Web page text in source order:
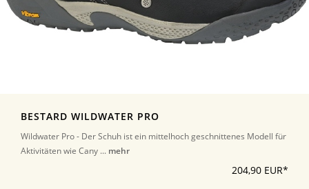
BESTARD WILDWATER PRO
Wildwater Pro - Der Schuh ist ein mittelhoch geschnittenes Modell für
Aktivitäten wie Cany ... mehr
204,90 EUR*